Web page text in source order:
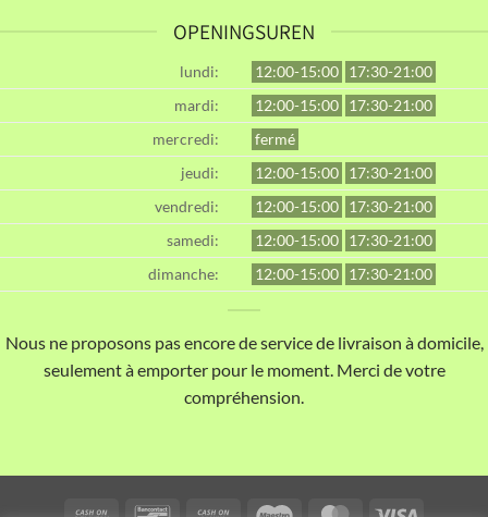
OPENINGSUREN
lundi: 12:00-15:00 17:30-21:00
mardi:
12:00-15:00 17:30-21:00
mercredi:
fermé
jeudi:
12:00-15:00 17:30-21:00
vendredi:
12:00-15:00 17:30-21:00
samedi:
12:00-15:00 17:30-21:00
dimanche:
12:00-15:00 17:30-21:00
Nous ne proposons pas encore de service de livraison à domicile,
seulement à emporter pour le moment. Merci de votre
compréhension.
Cash BancontactCash Maestro MasterCard